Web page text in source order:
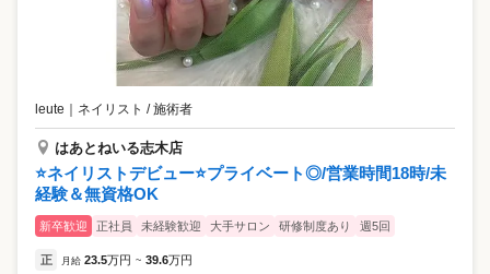
leute ネイリスト / 施術者
はあとねいる志木店
⭐️ネイリストデビュー⭐️プライベート◎/営業時間18時/未
経験＆無資格OK
新卒歓迎 正社員 未経験歓迎 大手サロン 研修制度あり 週5回
正 月給 23.5万円 ~ 39.6万円